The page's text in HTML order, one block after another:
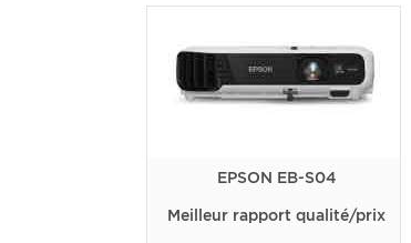
EPSON EB-S04
Meilleur rapport qualité/prix